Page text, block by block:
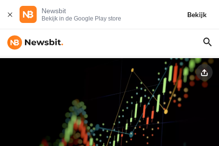
Newsbit
Bekijk in de Google Play store
Bekijk